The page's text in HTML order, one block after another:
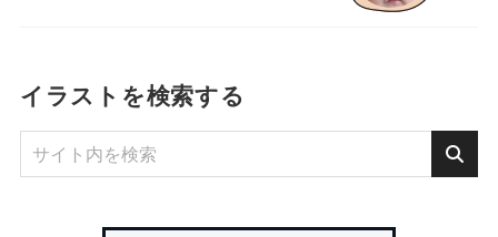
イラストを検索する